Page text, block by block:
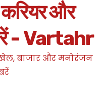
और
- Vartahr
खेल, बाजार और मनोरंजन